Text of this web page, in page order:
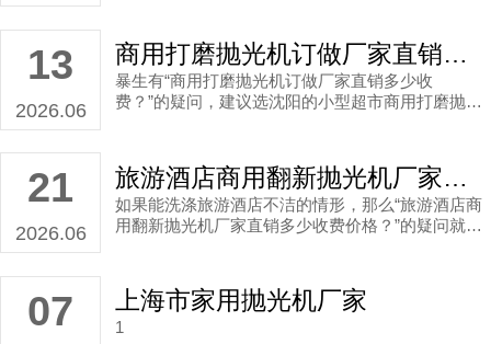
13
2026.06
商用打磨抛光机订做厂家直销多少收费？
暴生有“商用打磨抛光机订做厂家直销多少收
费？”的疑问，建议选沈阳的小型超市商用打磨抛光
21
2026.06
旅游酒店商用翻新抛光机厂家直销多少收费价格？
如果能洗涤旅游酒店不洁的情形，那么“旅游酒店商
用翻新抛光机厂家直销多少收费价格？”的疑问就不
07 上海市家用抛光机厂家
1